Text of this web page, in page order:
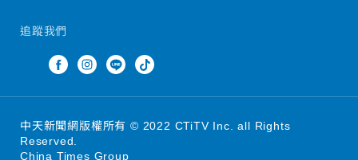
追蹤我們
中天新聞網版權所有 © 2022 CTiTV Inc. all Rights
Reserved.
China Times Group